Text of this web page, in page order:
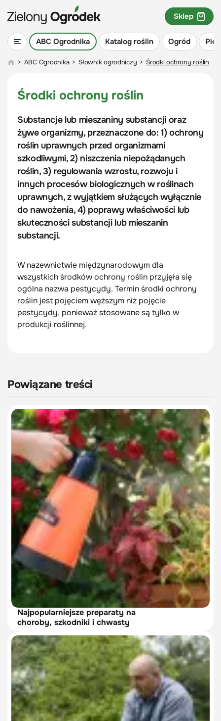
ABC Ogrodnika Katalog roślin Ogród
Sklep
> ABC Ogrodnika > Słownik ogrodniczy > Środki ochrony roślin
Środki ochrony roślin
Substancje lub mieszaniny substancji oraz
żywe organizmy, przeznaczone do: 1) ochrony
roślin uprawnych przed organizmami
szkodliwymi, 2) niszczenia niepożądanych
roślin, 3) regulowania wzrostu, rozwoju i
innych procesów biologicznych w roślinach
uprawnych, z wyjątkiem służących wyłącznie
do nawożenia, 4) poprawy właściwości lub
skuteczności substancji lub mieszanin
substancji.
W nazewnictwie międzynarodowym dla
wszystkich środków ochrony roślin przyjęła się
ogólna nazwa pestycydy. Termin środki ochrony
roślin jest pojęciem węższym niż pojęcie
pestycydy, ponieważ stosowane są tylko w
produkcji roślinnej.
Powiązane treści
Najpopularniejsze preparaty na
choroby, szkodniki i chwasty